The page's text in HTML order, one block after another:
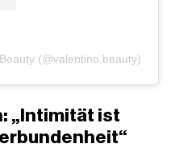
(@valentino.beauty)
„Intimität ist